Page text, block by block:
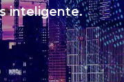
inteligente.